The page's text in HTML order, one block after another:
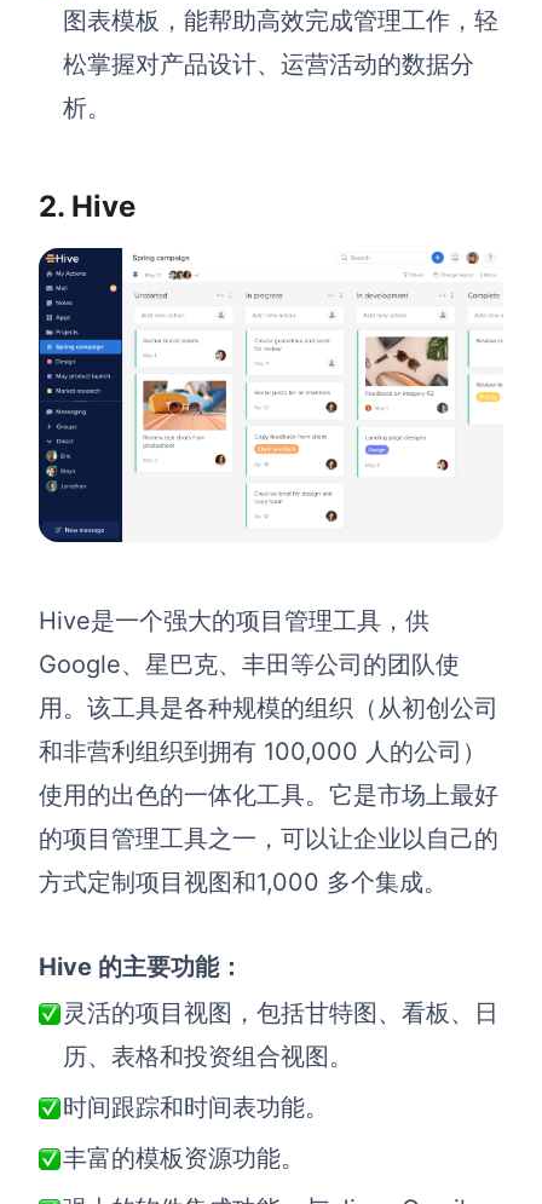
AI生成波士顿矩阵
AI生成波特五力模型
AI生成4P营销理论模型
AI生成安索夫矩阵
AI生成Grow模型
AI生成AARRR模型
AI写作
AI对话
模板社区
企业服务
管理功能定制 · 专业部署方案
用boardmix提升团队协作效率
企业版申请试用
满足企业级团队协作和管理需求
帮助支持
获取详细功能指南和技术支持
图表模板，能帮助高效完成管理工作，轻
松掌握对产品设计、运营活动的数据分
析。
2. Hive
Hive是一个强大的项目管理工具，供
Google、星巴克、丰田等公司的团队使
用。该工具是各种规模的组织（从初创公司
和非营利组织到拥有 100,000 人的公司）
使用的出色的一体化工具。它是市场上最好
的项目管理工具之一，可以让企业以自己的
方式定制项目视图和1,000 多个集成。
Hive 的主要功能：
灵活的项目视图，包括甘特图、看板、日
历、表格和投资组合视图。
时间跟踪和时间表功能。
丰富的模板资源功能。